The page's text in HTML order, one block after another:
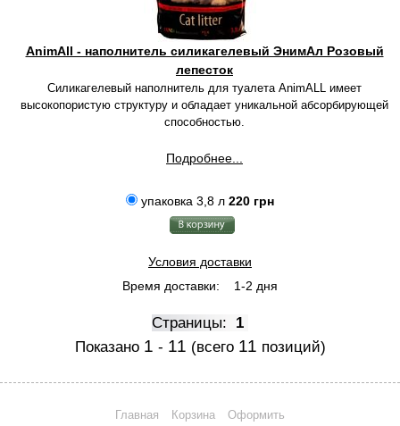
AnimAll - наполнитель силикагелевый ЭнимАл Розовый
лепесток
Силикагелевый наполнитель для туалета AnimALL имеет
высокопористую структуру и обладает уникальной абсорбирующей
способностью.
Подробнее...
упаковка 3,8 л 220 грн
Условия доставки
Время доставки:
1-2 дня
Страницы: 1
Показано 1 - 11 (всего 11 позиций)
Главная Корзина Оформить